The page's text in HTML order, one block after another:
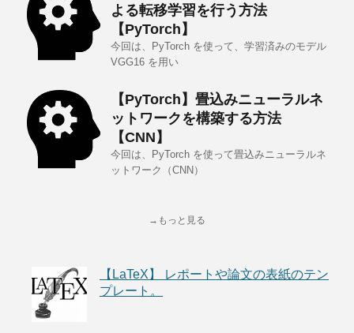
よる転移学習を行う方法
【PyTorch】
今回は、PyTorch を使って、学習済みのモデル
VGG16 を用い
【PyTorch】畳込みニューラルネ
ットワークを構築する方法
【CNN】
今回は、PyTorch を使って畳込みニューラルネ
ットワーク（CNN）
→もっと見る
【LaTeX】 レポートや論文の表紙のテン
プレート。